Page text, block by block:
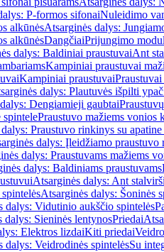
P-formos sifonaiNuleidimo
alkūnėsAtsarginės dalys:
alkūnėsDangčiaiPrijungimo
dalys: Baldiniai praustuvaiAnt
Kampiniai praustuvai
Kampiniai praustuvai
dalys: Plautuvės išpilti
Dengiamieji gaubtai
spintelePraustuvo mažiems vonios
Praustuvo rinkinys su
dalys: Įleidžiamo praustuvo
dalys: Praustuvams mažiems
dalys: Baldiniams praustuvams
Atsarginės dalys: Ant
Atsarginės dalys: Šoninės
dalys: Vidutinio aukščio spintelės
dalys: Sieninės lentynosPriedai
Elektros lizdaiKiti priedai
dalys: Veidrodinės spintelėsSu